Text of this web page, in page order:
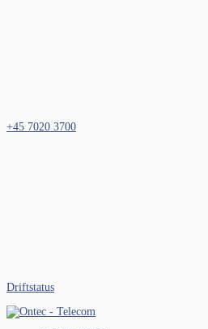
+45 7020 3700
Driftstatus